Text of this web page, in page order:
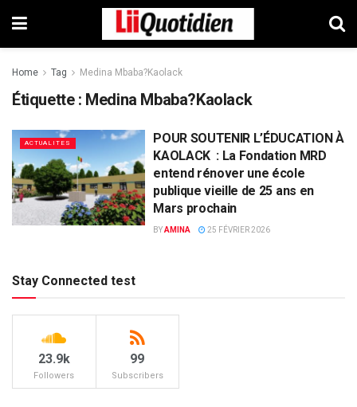
Home Tag Medina Mbaba?Kaolack
Étiquette : Medina Mbaba?Kaolack
ACTUALITES
POUR SOUTENIR L’ÉDUCATION À
KAOLACK : La Fondation MRD
entend rénover une école
publique vieille de 25 ans en
Mars prochain
BYAMINA 25 FÉVRIER 2026
Stay Connected test
23.9k
Followers
99
Subscribers